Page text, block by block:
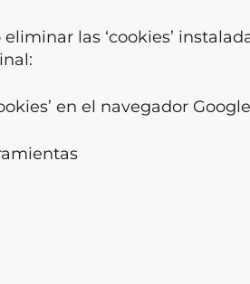
las ‘cookies’
en el navegador